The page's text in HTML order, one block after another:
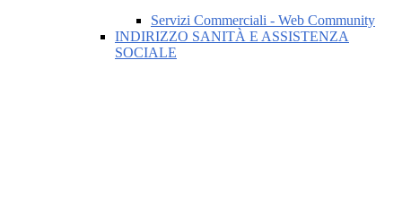
Servizi Commerciali - Web Community
INDIRIZZO SANITÀ E ASSISTENZA
SOCIALE